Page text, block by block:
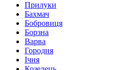
Прилуки
Бахмач
Бобровиця
Борзна
Варва
Городня
Ічня